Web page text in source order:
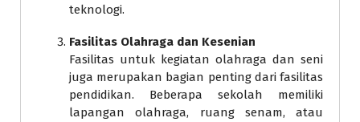
teknologi.
Fasilitas Olahraga dan Kesenian
Fasilitas untuk kegiatan olahraga dan seni
juga merupakan bagian penting dari fasilitas
pendidikan. Beberapa sekolah memiliki
lapangan olahraga, ruang senam, atau